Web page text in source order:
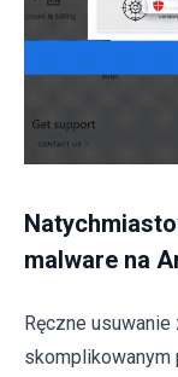
malware na
Ręczne
skomplikowanym